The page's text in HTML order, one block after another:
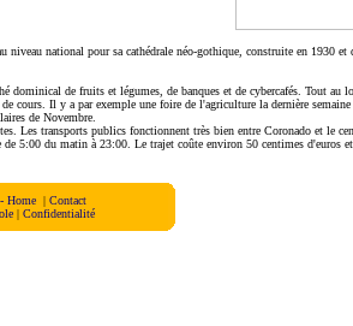
niveau national pour sa cathédrale néo-gothique, construite en 1930 et
dominical de fruits et légumes, de banques et de cybercafés. Tout au
cours. Il y a par exemple une foire de l'agriculture la dernière
de Novembre.
Les transports publics fonctionnent très bien entre Coronado et le
5:00 du matin à 23:00. Le trajet coûte environ 50 centimes d'euros
Home | Contact
| Confidentialité